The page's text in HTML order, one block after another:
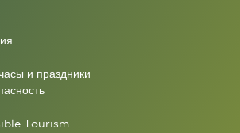
и праздники
Tourism